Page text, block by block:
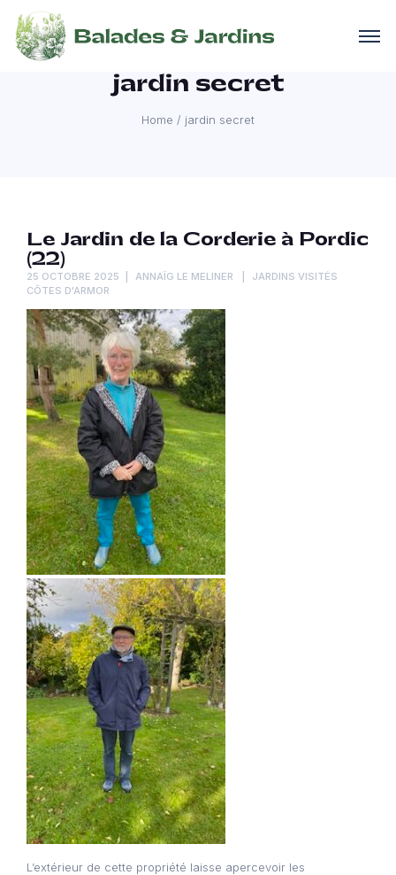
jardin secret
Home / jardin secret
Le Jardin de la Corderie à Pordic
(22)
25 OCTOBRE 2025 ANNAÏG LE MELINER
JARDINS VISITÉS
CÔTES D'ARMOR
L’extérieur de cette propriété laisse apercevoir les